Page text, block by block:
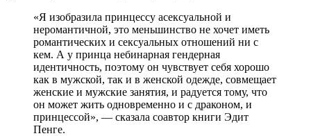
«Я изобразила принцессу асексуальной и
неромантичной, это меньшинство не хочет иметь
романтических и сексуальных отношений ни с
кем. А у принца небинарная гендерная
идентичность, поэтому он чувствует себя хорошо
как в мужской, так и в женской одежде, совмещает
женские и мужские занятия, и радуется тому, что
он может жить одновременно и с драконом, и
принцессой», — сказала соавтор книги Эдит
Пенге.